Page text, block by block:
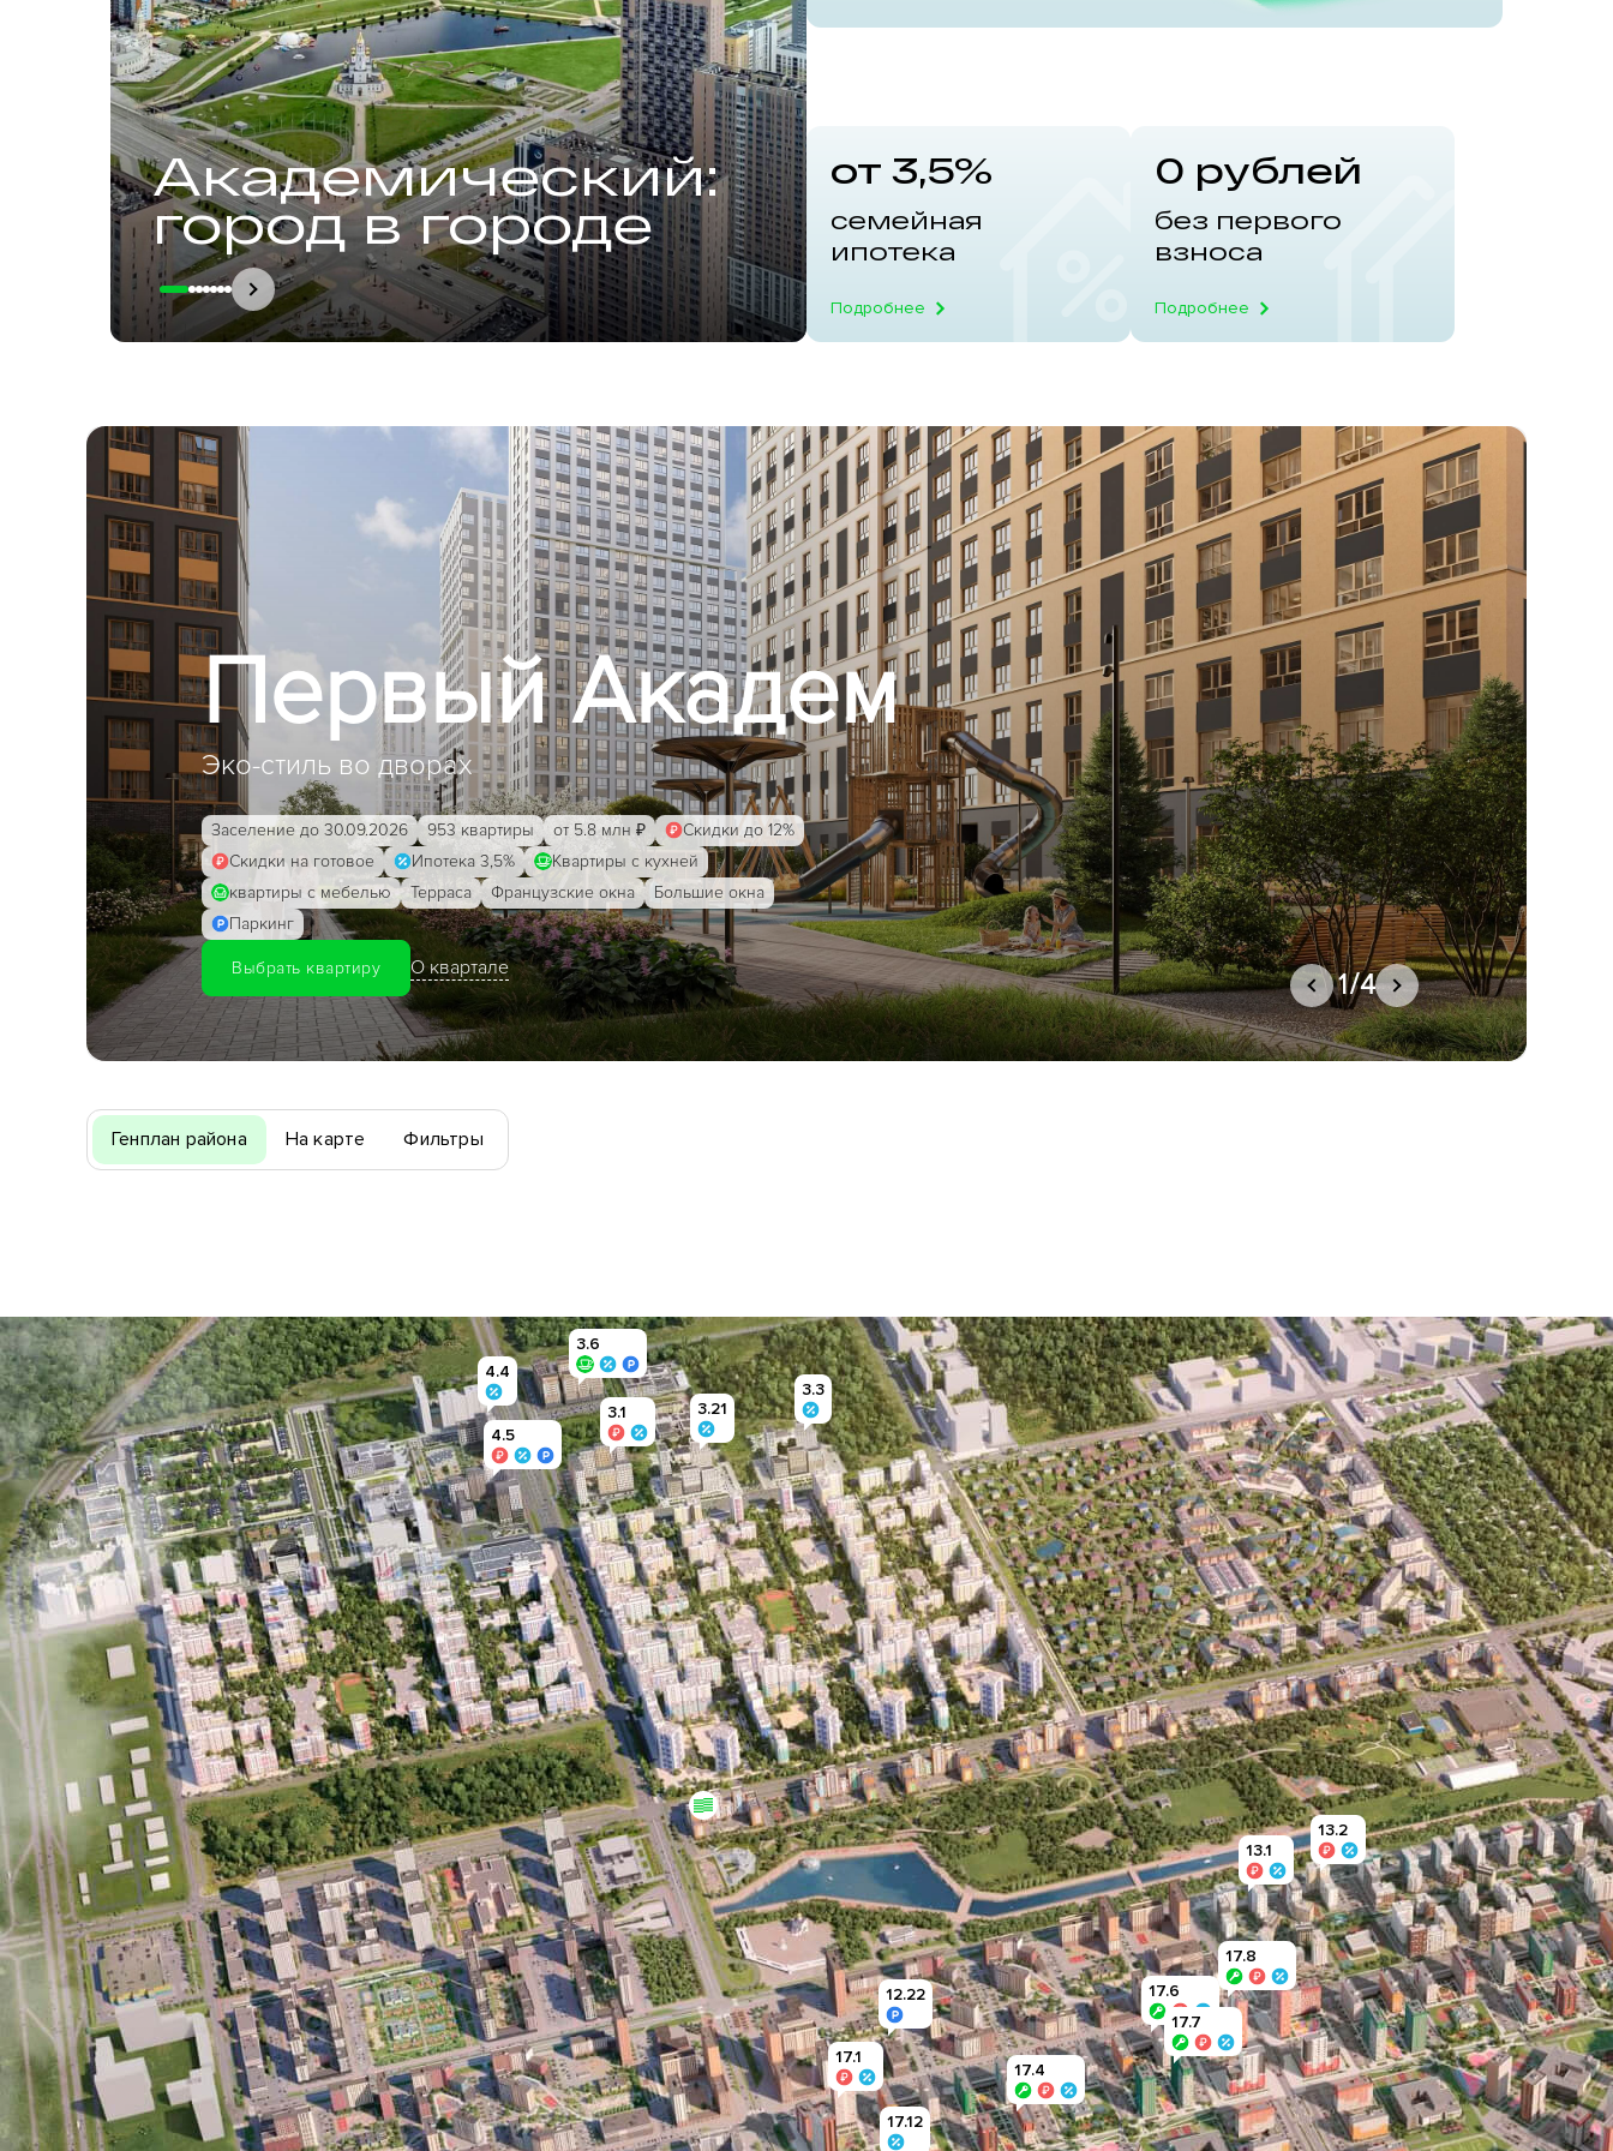
Академический:
город в городе
6 школ и
15 детских садов
от 3,5%
семейная
ипотека
Подробнее
0 рублей
без первого
взноса
Подробнее
Первый Академ
Эко-стиль во дворах
Заселение до 30.09.2026 953 квартиры от 5.8 млн ₽
Скидки до 12%
Скидки на готовое
Ипотека 3,5%
Квартиры с кухней
квартиры с мебелью
Терраса Французские окна
Большие окна
Паркинг
Выбрать квартиру О квартале
1/4
Генплан района На карте Фильтры
17.4
17.6
17.8
4.5
17.1
3.6
13.1
17.7
13.2
4.4
3.21
3.1
3.3
17.12
12.22